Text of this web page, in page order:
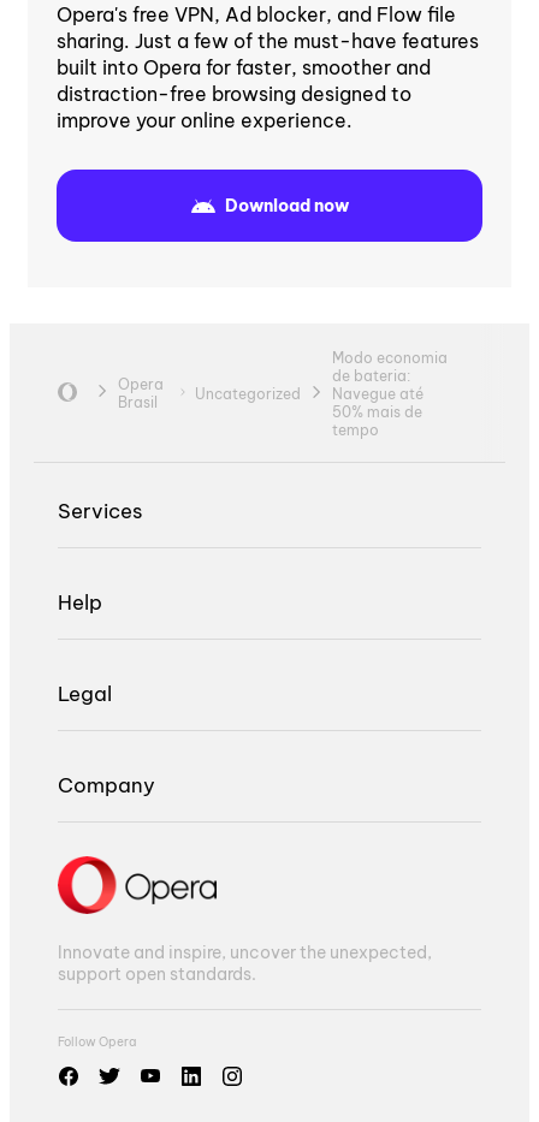
Opera's free VPN, Ad blocker, and Flow file
sharing. Just a few of the must-have features
built into Opera for faster, smoother and
distraction-free browsing designed to
improve your online experience.
Download now
Opera
Brasil
Uncategorized
Modo economia
de bateria:
Navegue até
50% mais de
tempo
Services
Help
Legal
Company
Innovate and inspire, uncover the unexpected,
support open standards.
Follow Opera